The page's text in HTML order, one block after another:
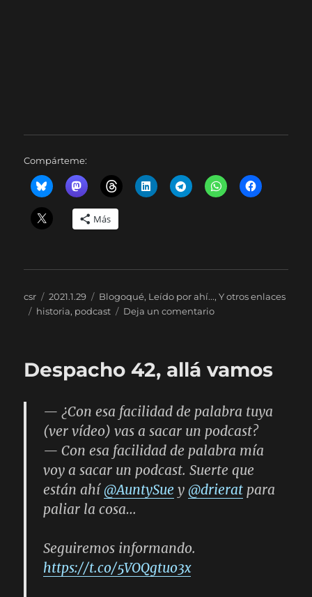
Compárteme:
Más
Autor
csr
Publicado
el
2021.1.29 Categorías
Blogoqué, Leído por ahí...,Y otros enlaces
Etiquetas
historia, podcast Deja un comentarioen
episodios
Despacho 42, allá vamos
— ¿Con esa facilidad de palabra tuya
(ver vídeo) vas a sacar un podcast?
— Con esa facilidad de palabra mía
voy a sacar un podcast. Suerte que
están ahí @AuntySue y @drierat para
paliar la cosa…
Seguiremos informando.
https://t.co/5VOQgtuo3x